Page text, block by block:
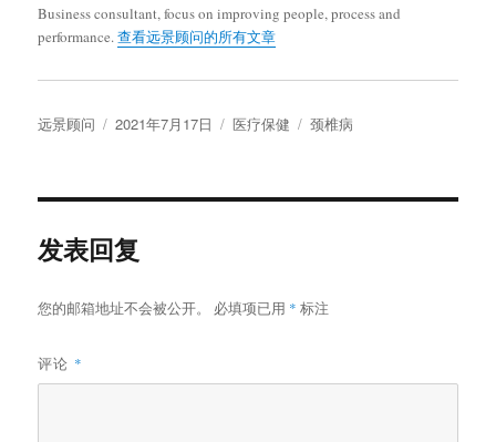
Business consultant, focus on improving people, process and
performance.查看远景顾问的所有文章
作
远景顾问
发
2021年7月17日
分
医疗保健
标
颈椎病
发表回复
您的邮箱地址不会被公开。 必填项已用 * 标注
评论 *